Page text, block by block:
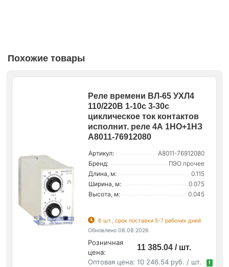
Похожие товары
Реле времени ВЛ-65 УХЛ4
110/220В 1-10с 3-30с
циклическое ток контактов
исполнит. реле 4А 1НО+1НЗ
A8011-76912080
Артикул:
A8011-76912080
Бренд:
ПЭО прочее
Длина, м:
0.115
Ширина, м:
0.075
Высота, м:
0.045
6 шт., срок поставки 5-7 рабочих дней
Обновлено 08.08.2026
Розничная
цена:
11 385.04 / шт.
Оптовая цена: 10 246.54 руб. / шт. !